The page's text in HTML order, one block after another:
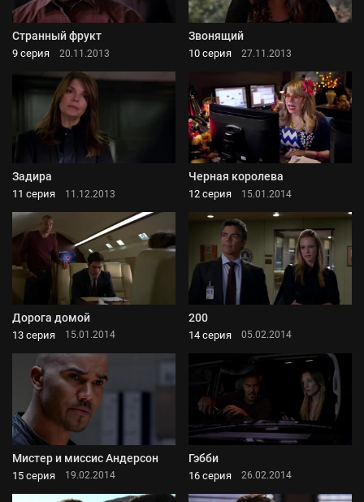
Странный фрукт
9 серия 20.11.2013
Звонящий
10 серия 27.11.2013
Задира
11 серия 11.12.2013
Черная королева
12 серия 15.01.2014
Дорога домой
13 серия 15.01.2014
200
14 серия 05.02.2014
Мистер и миссис Андерсон
15 серия 19.02.2014
Гэбби
16 серия 26.02.2014